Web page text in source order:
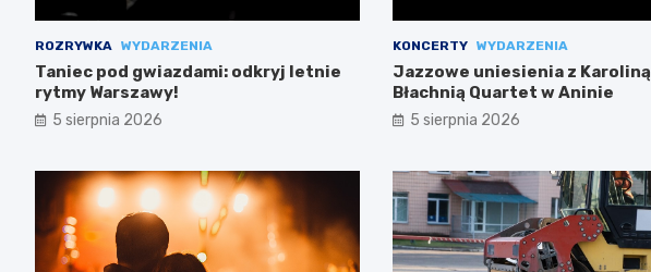
ROZRYWKA WYDARZENIA
Taniec pod gwiazdami: odkryj letnie
rytmy Warszawy!
5 sierpnia 2026
KONCERTY WYDARZENIA
Jazzowe uniesienia z Karoliną
Błachnią Quartet w Aninie
5 sierpnia 2026